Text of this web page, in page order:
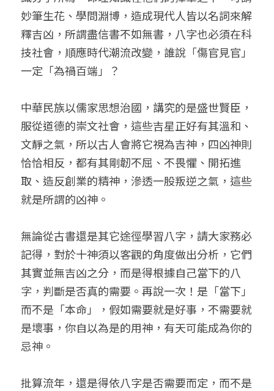
妙筆生花、學問淵博，造成現代人皆以名詞來解
釋吉凶，所謂盡信書不如無書，八字也必須在科
技社會，順應時代潮流改變，誰說「傷官見官」
一定「為禍百端」？
中華民族以儒家思想治國，講究的是盛世賢臣，
服從道德的崇文社會，這些吉星正好有其溫和、
文靜之氣，所以古人會將它視為吉神，四凶神則
恰恰相反，都有其剛韌不屈、不畏懼、開拓進
取、造反創業的精神，滲透一股叛逆之氣，這些
就是所謂的凶神。
無論從古書還是其它途徑學習八字，請大家務必
記得，對於十神須以客觀的角度做出分析，它們
其實並無吉凶之分，而是得根據自己當下的八
字，判斷是否真的需要。再說一次！是「當下」
而不是「本命」，假如需要就是好事，不需要就
是壞事，你自以為是的用神，有天可能成為你的
忌神。
批算流年，還是得依八字是否需要而定，而不是